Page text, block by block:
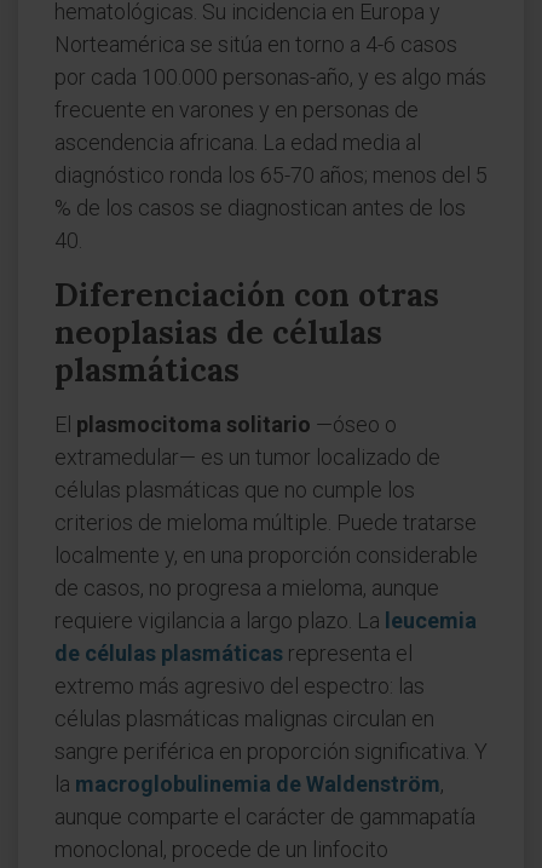
hematológicas. Su incidencia en Europa y
Norteamérica se sitúa en torno a 4-6 casos
por cada 100.000 personas-año, y es algo más
frecuente en varones y en personas de
ascendencia africana. La edad media al
diagnóstico ronda los 65-70 años; menos del 5
% de los casos se diagnostican antes de los
40.
Diferenciación con otras
neoplasias de células
plasmáticas
El plasmocitoma solitario —óseo o
extramedular— es un tumor localizado de
células plasmáticas que no cumple los
criterios de mieloma múltiple. Puede tratarse
localmente y, en una proporción considerable
de casos, no progresa a mieloma, aunque
requiere vigilancia a largo plazo. La leucemia
de células plasmáticas representa el
extremo más agresivo del espectro: las
células plasmáticas malignas circulan en
sangre periférica en proporción significativa. Y
la macroglobulinemia de Waldenström,
aunque comparte el carácter de gammapatía
monoclonal, procede de un linfocito